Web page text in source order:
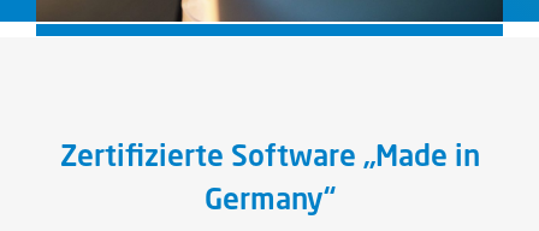
Zertifizierte Software „Made in
Germany“